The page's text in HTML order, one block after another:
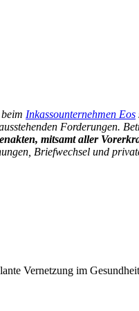
Inkassounternehmen Eos
Forderungen.
mitsamt aller
Briefwechsel und
Vernetzung im